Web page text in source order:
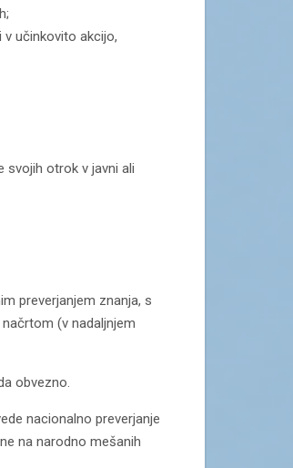
učinkovito akcijo,
svojih otrok v javni ali
preverjanjem znanja, s
(v nadaljnjem
obvezno.
nacionalno preverjanje
na narodno mešanih